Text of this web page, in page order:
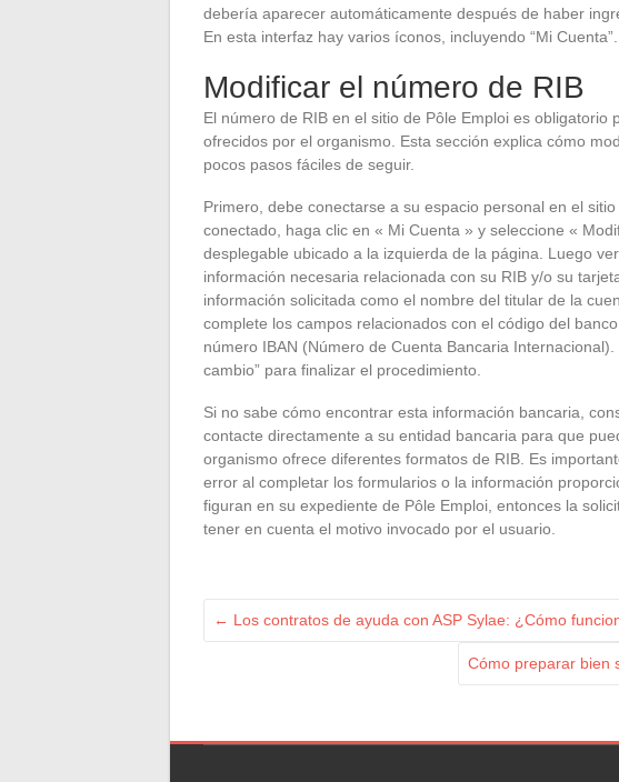
debería aparecer automáticamente después de haber
En esta interfaz hay varios íconos, incluyendo “Mi Cuenta”.
Modificar el número de RIB
El número de RIB en el sitio de Pôle Emploi es
ofrecidos por el organismo. Esta sección explica cómo
pocos pasos fáciles de seguir.
Primero, debe conectarse a su espacio personal en el
conectado, haga clic en « Mi Cuenta » y seleccione «
desplegable ubicado a la izquierda de la página. Luego
información necesaria relacionada con su RIB y/o su
información solicitada como el nombre del titular de la
complete los campos relacionados con el código del
número IBAN (Número de Cuenta Bancaria
cambio” para finalizar el procedimiento.
Si no sabe cómo encontrar esta información bancaria,
contacte directamente a su entidad bancaria para que
organismo ofrece diferentes formatos de RIB. Es
error al completar los formularios o la información
figuran en su expediente de Pôle Emploi, entonces la
tener en cuenta el motivo invocado por el usuario.
← Los contratos de ayuda con ASP Sylae: ¿Cómo
Cómo preparar bien